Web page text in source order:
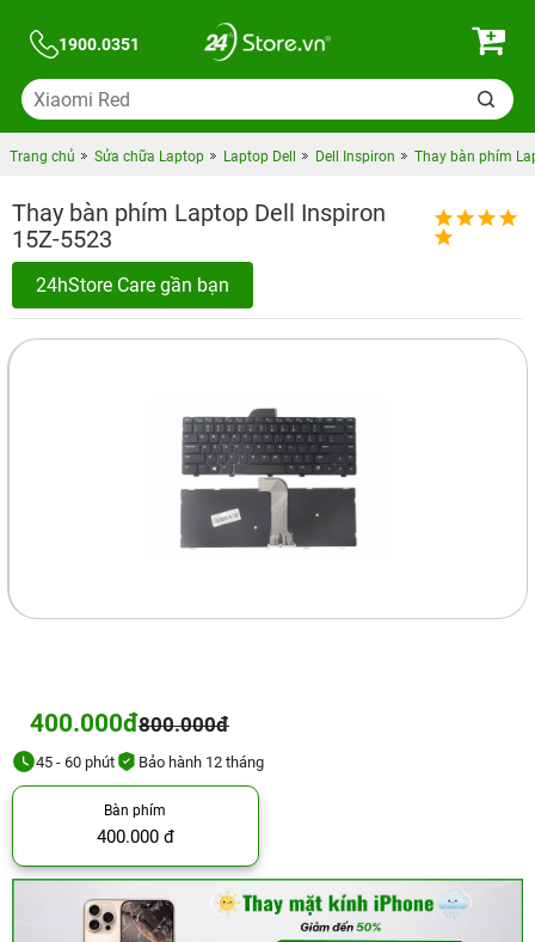
1900.0351
Trang chủ Sửa chữa Laptop Laptop Dell Dell Inspiron Thay bàn phím
Thay bàn phím Laptop Dell Inspiron
15Z-5523
24hStore Care gần bạn
400.000đ800.000đ
45 - 60 phút Bảo hành 12 tháng
Bàn phím
400.000 đ